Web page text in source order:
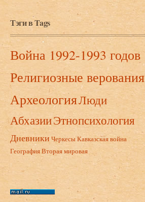
Тэги в Tags
Война 1992-1993 годов
Религиозные верования
АрхеологияЛюди
АбхазииЭтнопсихология
Дневники ЧеркесыКавказская война
ГеографияВторая мировая